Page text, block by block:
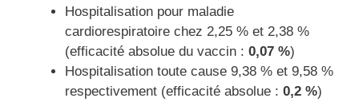
Hospitalisation pour maladie
cardiorespiratoire chez 2,25 % et 2,38 %
(efficacité absolue du vaccin : 0,07 %)
Hospitalisation toute cause 9,38 % et 9,58 %
respectivement (efficacité absolue : 0,2 %)